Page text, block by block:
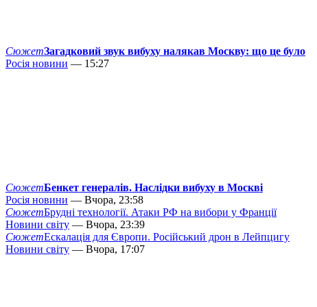
СюжетЗагадковий звук вибуху налякав Москву: що це було
Росія новини — 15:27
СюжетБенкет генералів. Наслідки вибуху в Москві
Росія новини — Вчора, 23:58
СюжетБрудні технології. Атаки РФ на вибори у Франції
Новини світу — Вчора, 23:39
СюжетЕскалація для Європи. Російський дрон в Лейпцигу
Новини світу — Вчора, 17:07